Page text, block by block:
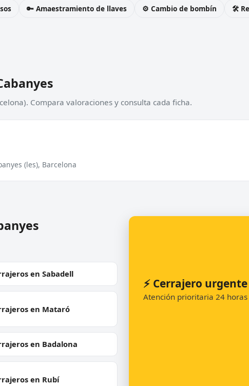
🔑 Amaestramiento de llaves ⚙️ Cambio de bombín
🛠️
Compara valoraciones y consulta cada ficha.
(les), Barcelona
en Sabadell
en Mataró
en Badalona
en Rubí
⚡ Cerrajero
Atención prioritaria 24